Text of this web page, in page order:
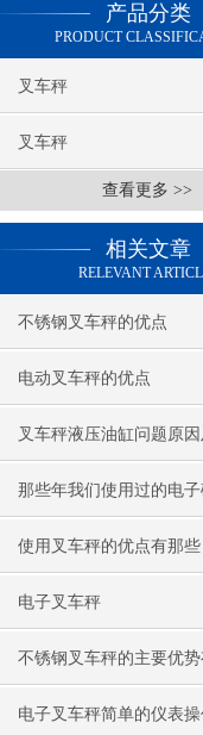
产品分类
PRODUCT
叉车秤
叉车秤
查看更多 >>
相关文章
RELEVANT
不锈钢叉车秤的优点
电动叉车秤的优点
叉车秤液压油缸问题原
那些年我们使用过的电
叫兽”都不知道）
使用叉车秤的优点有那些
电子叉车秤
不锈钢叉车秤的主要优势
电子叉车秤简单的仪表